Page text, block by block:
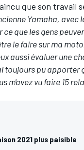
que son travail
Yamaha,
ce que les gens
le faire sur ma
aussi évaluer une
toujours pu apporter
m'avez vu faire 15
2021 plus paisible